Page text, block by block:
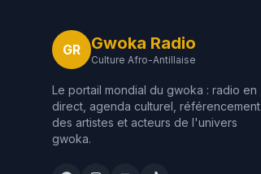
GR Gwoka Radio
Culture Afro-Antillaise
Le portail mondial du gwoka : radio en
direct, agenda culturel, référencement
des artistes et acteurs de l'univers
gwoka.